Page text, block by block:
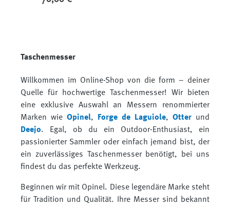
Taschenmesser
Willkommen im Online-Shop von die form – deiner
Quelle für hochwertige Taschenmesser! Wir bieten
eine exklusive Auswahl an Messern renommierter
Marken wie Opinel, Forge de Laguiole, Otter und
Deejo. Egal, ob du ein Outdoor-Enthusiast, ein
passionierter Sammler oder einfach jemand bist, der
ein zuverlässiges Taschenmesser benötigt, bei uns
findest du das perfekte Werkzeug.
Beginnen wir mit Opinel. Diese legendäre Marke steht
für Tradition und Qualität. Ihre Messer sind bekannt